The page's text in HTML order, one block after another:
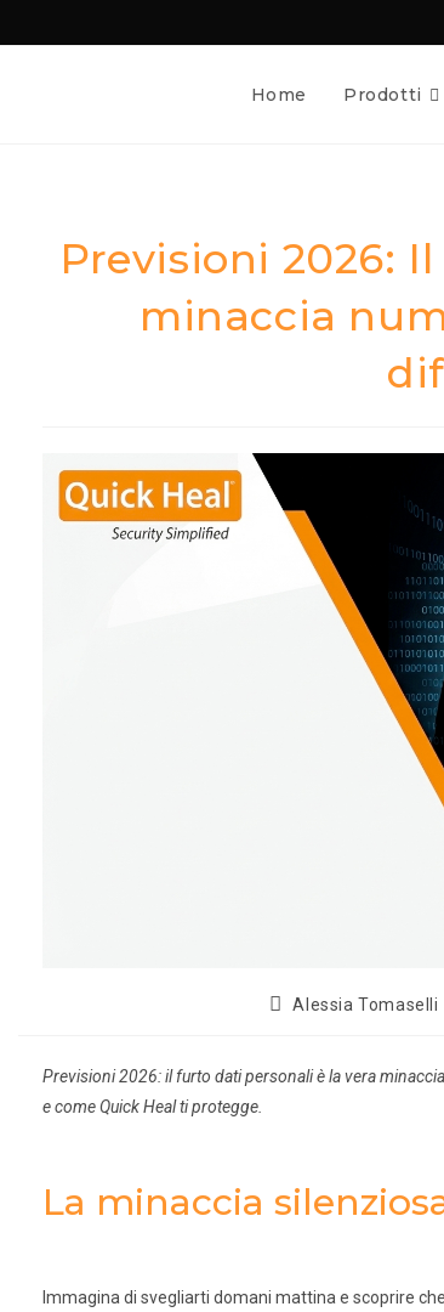
Home Prodotti
Previsioni 2026:
minaccia
Alessia Tomaselli
Previsioni 2026: il furto dati personali è la vera
e come Quick Heal ti protegge.
La minaccia
Immagina di svegliarti domani mattina e scoprire